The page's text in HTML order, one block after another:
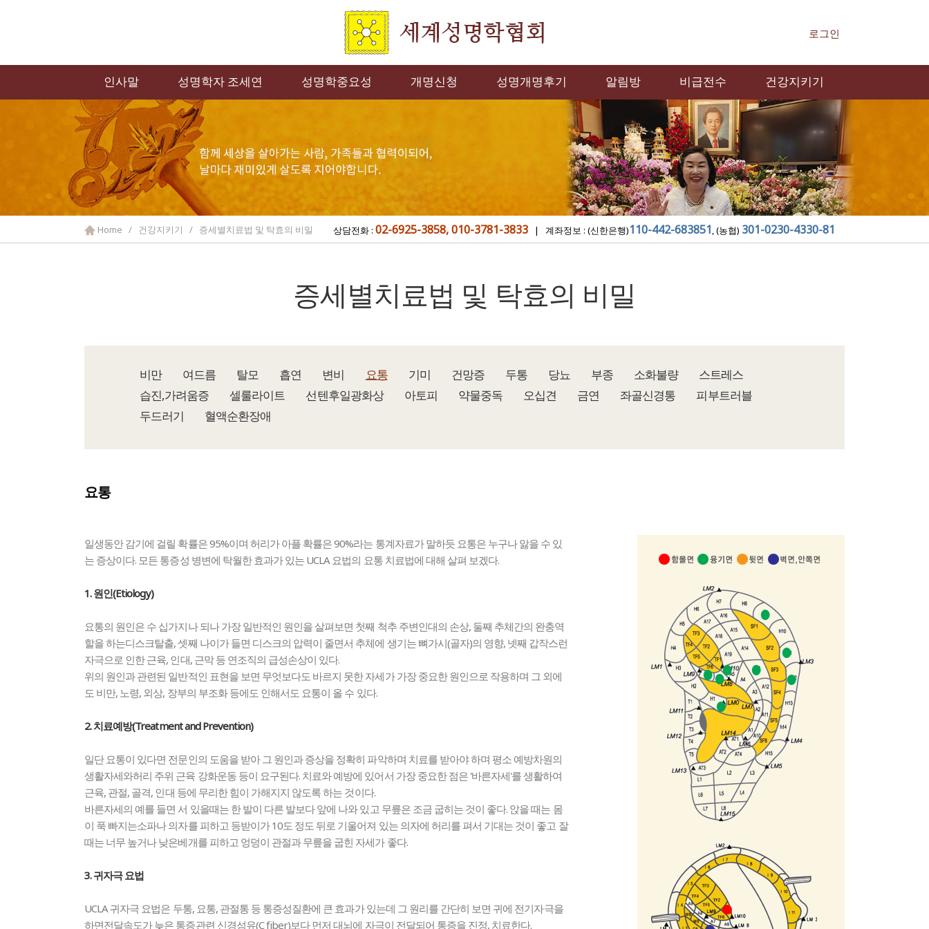
로그인
인사말 성명학자 조세연 성명학중요성 개명신청 성명개명후기 알림방 비급전수 건강지키기
Home / 건강지키기 / 증세별치료법 및 탁효의 비밀 상담전화 : 02-6925-3858, 010-3781-3833 | 계좌정보 : (신한은행)110-442-683851, (농협) 301-0230-4330-81
증세별치료법 및 탁효의 비밀
비만 여드름 탈모 흡연 변비 요통 기미 건망증 두통 당뇨 부종 소화불량
스트레스
습진,가려움증
셀룰라이트 선텐후일광화상 아토피 약물중독 오십견 금연 좌골신경통
피부트러블
두드러기
혈액순환장애
요통
일생동안 감기에 걸릴 확률은 95%이며 허리가 아플 확률은 90%라는 통계자료가 말하듯 요통은 누구나 앓을 수 있
는 증상이다. 모든 통증성 병변에 탁월한 효과가 있는 UCLA 요법의 요통 치료법에 대해 살펴 보겠다.
1. 원인(Etiology)
요통의 원인은 수 십가지나 되나 가장 일반적인 원인을 살펴보면 첫째 척추 주변인대의 손상, 둘째 추체간의 완충역
할을 하는디스크탈출, 셋째 나이가 들면 디스크의 압력이 줄면서 추체에 생기는 뼈가시(골자)의 영향, 넷째 갑작스런
자극으로 인한 근육, 인대, 근막 등 연조직의 급성손상이 있다.
위의 원인과 관련된 일반적인 표현을 보면 무엇보다도 바르지 못한 자세가 가장 중요한 원인으로 작용하며 그 외에
도 비만, 노령, 외상, 장부의 부조화 등에도 인해서도 요통이 올 수 있다.
2. 치료예방(Treatment and Prevention)
일단 요통이 있다면 전문인의 도움을 받아 그 원인과 증상을 정확히 파악하며 치료를 받아야 하며 평소 예방차원의
생활자세와허리 주위 근육 강화운동 등이 요구된다. 치료와 예방에 있어서 가장 중요한 점은 '바른자세'를 생활하여
근육, 관절, 골격, 인대 등에 무리한 힘이 가해지지 않도록 하는 것이다.
바른자세의 예를 들면 서 있을때는 한 발이 다른 발보다 앞에 나와 있고 무릎은 조금 굽히는 것이 좋다. 앉을 때는 몸
이 푹 빠지는소파나 의자를 피하고 등받이가 10도 정도 뒤로 기울어져 있는 의자에 허리를 펴서 기대는 것이 좋고 잘
때는 너무 높거나 낮은베개를 피하고 엉덩이 관절과 무릎을 굽힌 자세가 좋다.
3. 귀자극 요법
UCLA 귀자극 요법은 두통, 요통, 관절통 등 통증성질환에 큰 효과가 있는데 그 원리를 간단히 보면 귀에 전기자극을
하면전달속도가 늦은 통증관련 신경섬유(C fiber)보다 먼저 대뇌에 자극이 전달되어 통증을 진정, 치료한다.